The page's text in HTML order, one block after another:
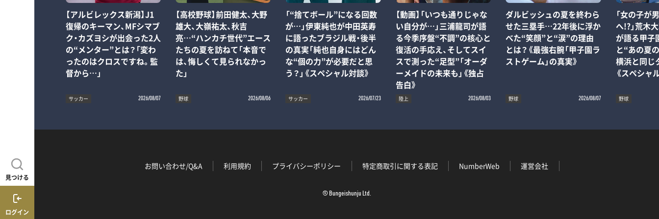
見つける
ログイン
【アルビレックス新潟】J1
復帰のキーマン、MFシマブ
ク・カズヨシが出会った2人
の“メンター”とは？「変わ
ったのはクロスですね。監
督から…」
サッカー 2026/08/07
【高校野球】前田健太、大野
雄大、大嶺祐太、秋吉
亮…“ハンカチ世代”エース
たちの夏を訪ねて「本音で
は、悔しくて見られなかっ
た」
野球 2026/08/06
「“捨てボール”になる回数
が…」伊東純也が中田英寿
に語ったブラジル戦・後半
の真実「純也自身にはどん
な“個の力”が必要だと思
う？」《スペシャル対談》
サッカー 2026/07/23
【動画】「いつも通りじゃな
い自分が…」三浦龍司が語
る今季序盤“不調”の核心と
復活の手応え、そしてスイ
スで測った“足型”「オーダ
ーメイドの未来も」《独占
告白》
陸上 2026/08/03
ダルビッシュの夏を終わら
せた三塁手…22年後に浮か
べた“笑顔”と“涙”の理由
とは？《最強右腕「甲子園ラ
ストゲーム」の真実》
野球 2026/08/07
「女の子が
へ!?」荒木
が語る甲子
と“あの夏
横浜と同じ
《スペシャ
野球
お問い合わせ/Q&A 利用規約 プライバシーポリシー 特定商取引に関する表記 NumberWeb 運営会社
© Bungeishunju Ltd.